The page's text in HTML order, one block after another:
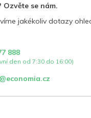
se nám.
jakékoliv dotazy
888
den od 7:30 do 16:00)